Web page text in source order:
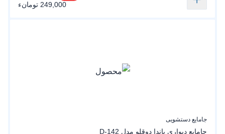
249,000 تومانء
جامایع دستشویی
جامایع دیواری پاندا دوقلو مدل D-142